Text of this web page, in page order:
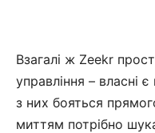
Взагалі ж Zeekr
управління – власні
з них бояться
миттям потрібно